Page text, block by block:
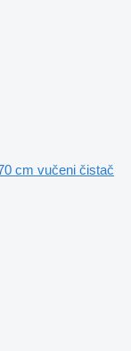
cm vučeni čistač